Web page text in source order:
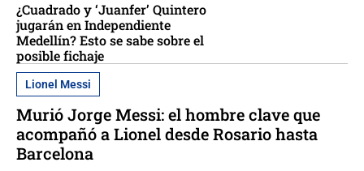
¿Cuadrado y ‘Juanfer’ Quintero
jugarán en Independiente
Medellín? Esto se sabe sobre el
posible fichaje
Lionel Messi
Murió Jorge Messi: el hombre clave que
acompañó a Lionel desde Rosario hasta
Barcelona